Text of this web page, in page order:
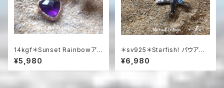
14kgf＊Sunset Rainbowアメ
ジストと虹色オパールの夕暮れ
ネックレス（14KGFローズゴー
ルド）
¥5,980
＊sv925＊Starfish! パウアシ
ェル＆シルバー925 スターフィッ
シュ 天然石ネックレス
¥6,980